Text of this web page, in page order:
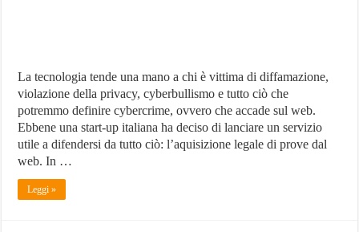
La tecnologia tende una mano a chi è vittima di diffamazione,
violazione della privacy, cyberbullismo e tutto ciò che
potremmo definire cybercrime, ovvero che accade sul web.
Ebbene una start-up italiana ha deciso di lanciare un servizio
utile a difendersi da tutto ciò: l’aquisizione legale di prove dal
web. In …
Leggi »